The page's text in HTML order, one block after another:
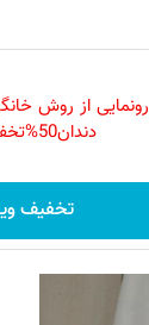
رونمایی از روش
دندان50%تخفیف🔥
تخفیف